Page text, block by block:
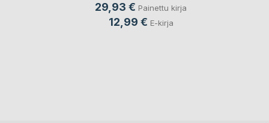
29,93 € Painettu kirja
12,99 € E-kirja